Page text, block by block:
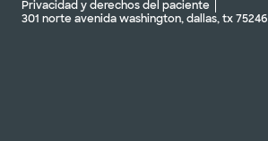
Privacidad y derechos del paciente
301 norte avenida washington, dallas, tx 75246